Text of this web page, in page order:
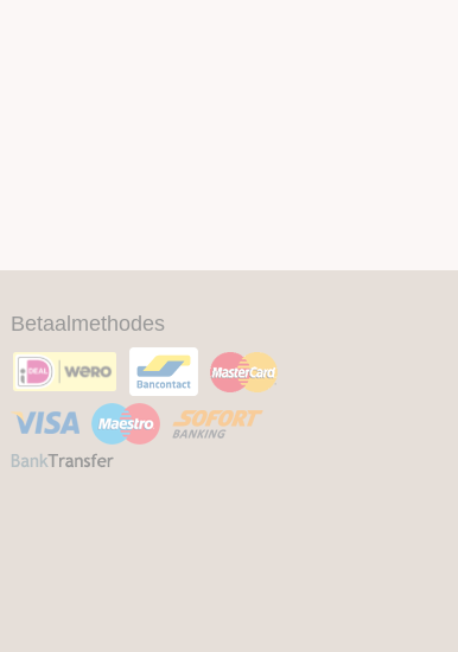
Betaalmethodes